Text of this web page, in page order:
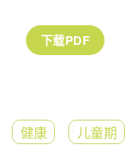
健康 儿童期